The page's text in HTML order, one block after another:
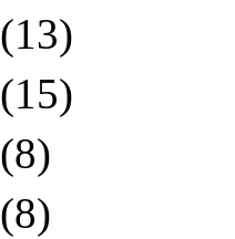
(13)
(15)
(8)
(8)